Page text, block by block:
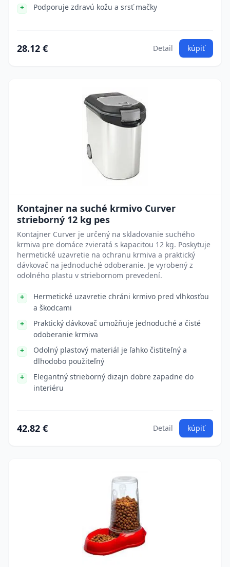
Podporuje zdravú kožu a srsť mačky
28.12 € Detail kúpiť
Kontajner na suché krmivo Curver
strieborný 12 kg pes
Kontajner Curver je určený na skladovanie suchého
krmiva pre domáce zvieratá s kapacitou 12 kg. Poskytuje
hermetické uzavretie na ochranu krmiva a praktický
dávkovač na jednoduché odoberanie. Je vyrobený z
odolného plastu v striebornom prevedení.
Hermetické uzavretie chráni krmivo pred vlhkosťou
a škodcami
Praktický dávkovač umožňuje jednoduché a čisté
odoberanie krmiva
Odolný plastový materiál je ľahko čistiteľný a
dlhodobo použiteľný
Elegantný strieborný dizajn dobre zapadne do
interiéru
42.82 € Detail kúpiť